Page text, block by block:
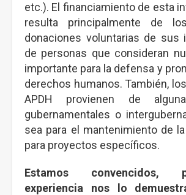
etc.). El financiamiento de esta
resulta principalmente de
donaciones voluntarias de sus
de personas que consideran
importante para la defensa y
derechos humanos. También,
APDH provienen de
gubernamentales o
sea para el mantenimiento de
para proyectos específicos.
Estamos convencidos,
experiencia nos lo